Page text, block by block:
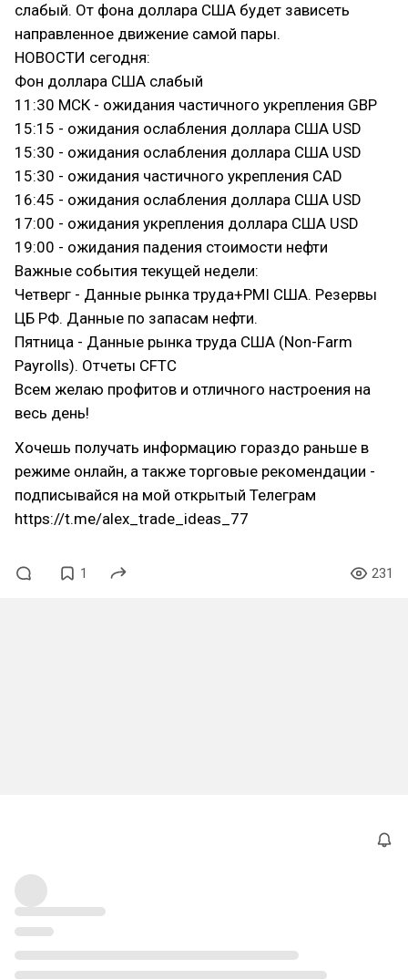
слабый. От фона доллара США будет зависеть
направленное движение самой пары.
НОВОСТИ сегодня:
Фон доллара США слабый
11:30 МСК - ожидания частичного укрепления GBP
15:15 - ожидания ослабления доллара США USD
15:30 - ожидания ослабления доллара США USD
15:30 - ожидания частичного укрепления CAD
16:45 - ожидания ослабления доллара США USD
17:00 - ожидания укрепления доллара США USD
19:00 - ожидания падения стоимости нефти
Важные события текущей недели:
Четверг - Данные рынка труда+PMI США. Резервы
ЦБ РФ. Данные по запасам нефти.
Пятница - Данные рынка труда США (Non-Farm
Payrolls). Отчеты CFTC
Всем желаю профитов и отличного настроения на
весь день!
Хочешь получать информацию гораздо раньше в
режиме онлайн, а также торговые рекомендации -
подписывайся на мой открытый Телеграм
https://t.me/alex_trade_ideas_77
1 231